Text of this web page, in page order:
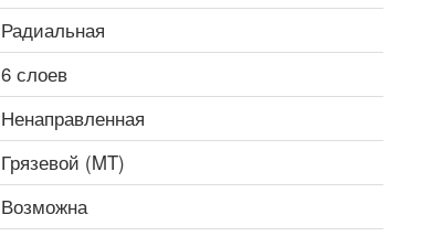
Радиальная
6 слоев
Ненаправленная
Грязевой (MT)
Возможна